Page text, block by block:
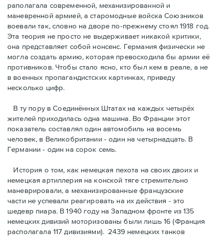
раполагала современной, механизированной и
маневренной армией, а старомодные войска Союзников
воевали так, словно на дворе по-прежнему стоял 1918 год.
Эта теория не просто не выдерживает никакой критики,
она представляет собой нонсенс. Германия физически не
могла создать армию, которая превосходила бы армии её
противников. Чтобы стало ясно, кто был кем в реале, а не
в военных пропагандистских картинках, приведу
несколько цифр.
В ту пору в Соединённых Штатах на каждых четырёх
жителей приходилась одна машина. Во Франции этот
показатель составлял один автомобиль на восемь
человек, в Великобритании - один на четырнадцать. В
Германии - один на сорок семь.
История о том, как немецкая пехота на своих двоих и
немeцкая артиллерия на конской тяге стремительно
маневрировали, а механизированные французские
части не успевали реагировать на их действия - это
шедевр пиара. В 1940 году на Западном фронте из 135
немецких дивизий моторизованы были лишь 16 (Франция
располагала 117 дивизиями). 2439 немецких танков